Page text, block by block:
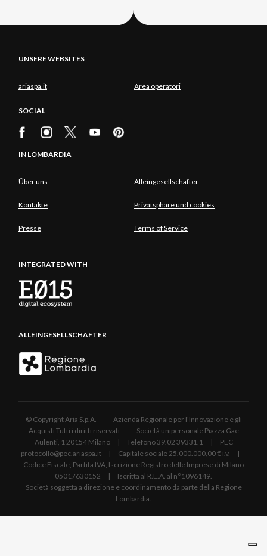
UNSERE WEBSITES
ariaspa.it Area operatori
SOCIAL
IN LOMBARDIA
Über uns Alleingesellschafter
Kontakte Privatsphäre und cookies
Presse Terms of Service
INTEGRATED WITH
ALLEINGESELLSCHAFTER
© Copyright Aria S.p.A. - Azienda Regionale per l'Innovazione e gli
Acquisti Tutti i diritti riservati - Società unipersonale Piazza Gae
Aulenti, 1 20154 Milano | Telefono 39.02 39331.1 | PEC
protocollo@pec.ariaspa.it | Capitale sociale 25.000.000,00 € i.v. |
Codice Fiscale, Partita IVA, Iscrizione Registro delle Imprese di Milano
05017630152 | Iscritta al R.E.A. al n°1096149.
Società soggetta a direzione e coordinamento da parte della Regione
Lombardia.